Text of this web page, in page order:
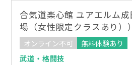
合気道楽心館 ユアエルム
場（女性限定クラスあり））
オンライン不可
無料体験あり
武道・格闘技